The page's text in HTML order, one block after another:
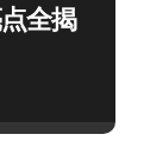
全揭